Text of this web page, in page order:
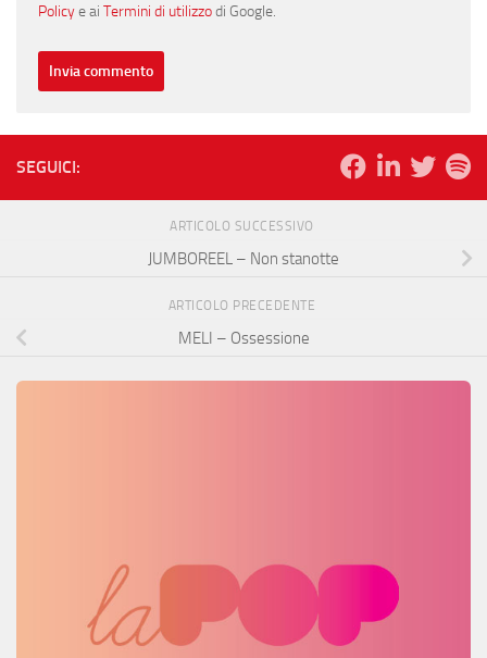
Policye ai Termini di utilizzodi Google.
SEGUICI:
ARTICOLO SUCCESSIVO
JUMBOREEL – Non stanotte
ARTICOLO PRECEDENTE
MELI – Ossessione